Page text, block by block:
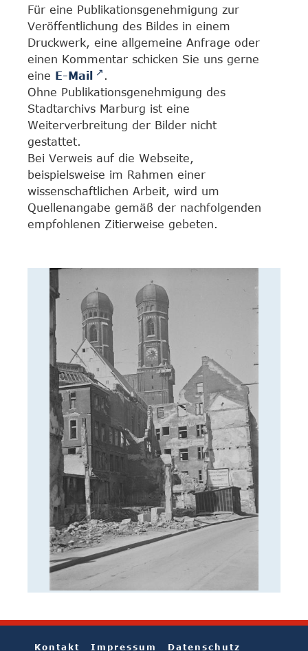
Für eine Publikationsgenehmigung zur
Veröffentlichung des Bildes in einem
Druckwerk, eine allgemeine Anfrage oder
einen Kommentar schicken Sie uns gerne
eine E-Mail
.
Ohne Publikationsgenehmigung des
Stadtarchivs Marburg ist eine
Weiterverbreitung der Bilder nicht
gestattet.
Bei Verweis auf die Webseite,
beispielsweise im Rahmen einer
wissenschaftlichen Arbeit, wird um
Quellenangabe gemäß der nachfolgenden
empfohlenen Zitierweise gebeten.
Kontakt Impressum Datenschutz